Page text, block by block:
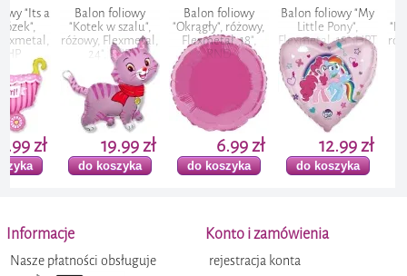
Dokumentacja:
Balon foliowy
"Kotek w szalu",
różowy, Flexmetal,
24", SHP
19.99 zł
do koszyka
Balon foliowy
"Okrągły", różowy,
Flexmetal, 18",
RND
do koszyka
Balon foliowy "My
Little Pony",
Flexmetal, 18", HRT
12.99 zł
do koszyka
Balon
"Flaming
różowy,
24",
do
Flexmetal, 18", HRT różowy, Flexmetal,
Informacje
Nasze płatności obsługuje
Konto i zamówienia
rejestracja konta